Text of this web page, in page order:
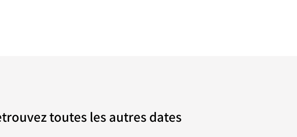
toutes les autres dates